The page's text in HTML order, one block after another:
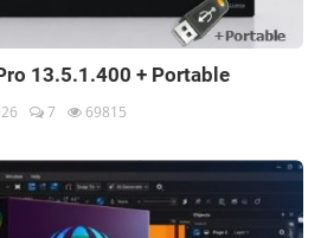
13.5.1.400 + Portable
7 69815